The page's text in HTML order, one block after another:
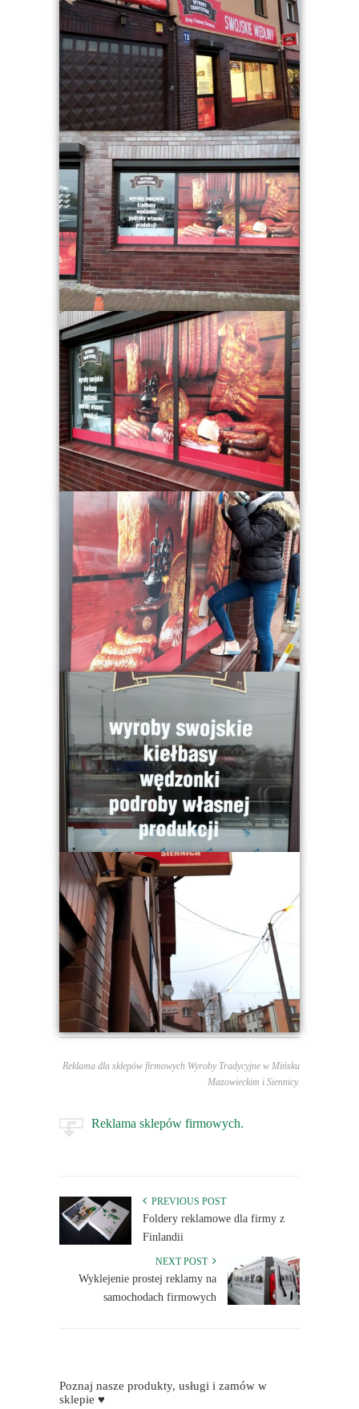
Reklama dla sklepów firmowych Wyroby Tradycyjne w Mińsku
Mazowieckim i Siennicy.
Reklama sklepów firmowych.
PREVIOUS POST
Foldery reklamowe dla firmy z
Finlandii
NEXT POST
Wyklejenie prostej reklamy na
samochodach firmowych
Poznaj nasze produkty, usługi i zamów w
sklepie ♥